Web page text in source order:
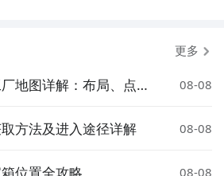
更多
地图详解：布局、点位
08-08
方法及进入途径详解 08-08
位置全攻略 08-08